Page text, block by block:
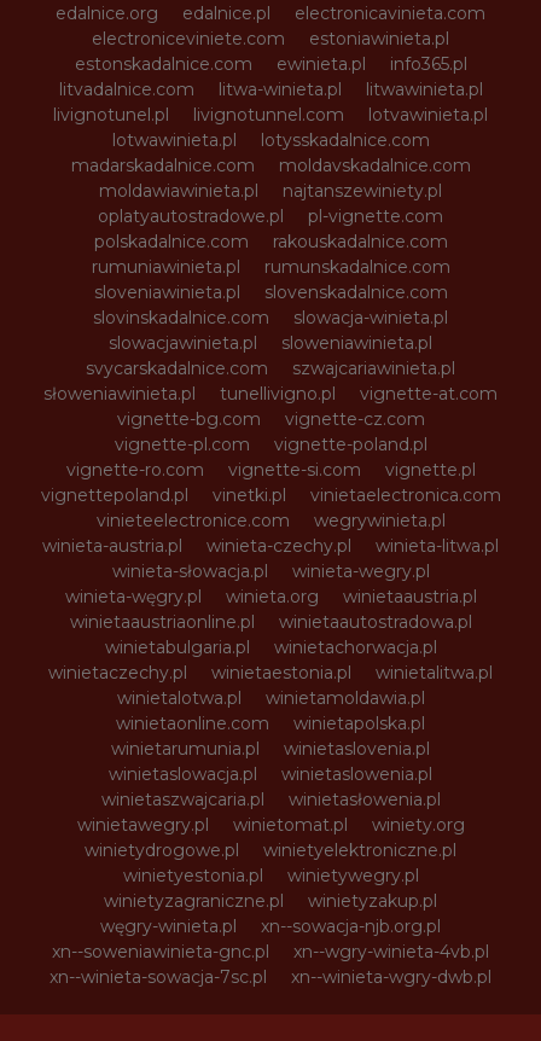
edalnice.org
edalnice.pl
electronicavinieta.com
electroniceviniete.com
estoniawinieta.pl
estonskadalnice.com
ewinieta.pl
info365.pl
litvadalnice.com
litwa-winieta.pl
litwawinieta.pl
livignotunel.pl
livignotunnel.com
lotvawinieta.pl
lotwawinieta.pl
lotysskadalnice.com
madarskadalnice.com
moldavskadalnice.com
moldawiawinieta.pl
najtanszewiniety.pl
oplatyautostradowe.pl
pl-vignette.com
polskadalnice.com
rakouskadalnice.com
rumuniawinieta.pl
rumunskadalnice.com
sloveniawinieta.pl
slovenskadalnice.com
slovinskadalnice.com
slowacja-winieta.pl
slowacjawinieta.pl
sloweniawinieta.pl
svycarskadalnice.com
szwajcariawinieta.pl
słoweniawinieta.pl
tunellivigno.pl
vignette-at.com
vignette-bg.com
vignette-cz.com
vignette-pl.com
vignette-poland.pl
vignette-ro.com
vignette-si.com
vignette.pl
vignettepoland.pl
vinetki.pl
vinietaelectronica.com
vinieteelectronice.com
wegrywinieta.pl
winieta-austria.pl
winieta-czechy.pl
winieta-litwa.pl
winieta-słowacja.pl
winieta-wegry.pl
winieta-węgry.pl
winieta.org
winietaaustria.pl
winietaaustriaonline.pl
winietaautostradowa.pl
winietabulgaria.pl
winietachorwacja.pl
winietaczechy.pl
winietaestonia.pl
winietalitwa.pl
winietalotwa.pl
winietamoldawia.pl
winietaonline.com
winietapolska.pl
winietarumunia.pl
winietaslovenia.pl
winietaslowacja.pl
winietaslowenia.pl
winietaszwajcaria.pl
winietasłowenia.pl
winietawegry.pl
winietomat.pl
winiety.org
winietydrogowe.pl
winietyelektroniczne.pl
winietyestonia.pl
winietywegry.pl
winietyzagraniczne.pl
winietyzakup.pl
węgry-winieta.pl
xn--sowacja-njb.org.pl
xn--soweniawinieta-gnc.pl
xn--wgry-winieta-4vb.pl
xn--winieta-sowacja-7sc.pl
xn--winieta-wgry-dwb.pl